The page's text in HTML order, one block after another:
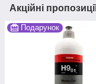
Акційні
Подарунок